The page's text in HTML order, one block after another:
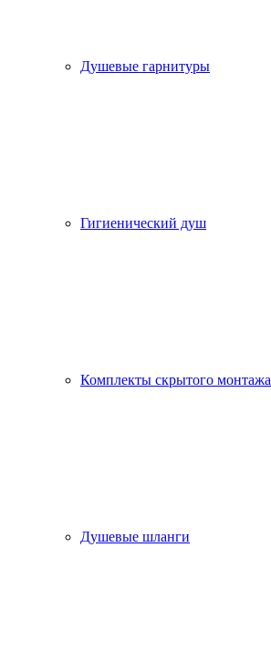
Душевые гарнитуры
Гигиенический душ
Комплекты скрытого монтажа
Душевые шланги